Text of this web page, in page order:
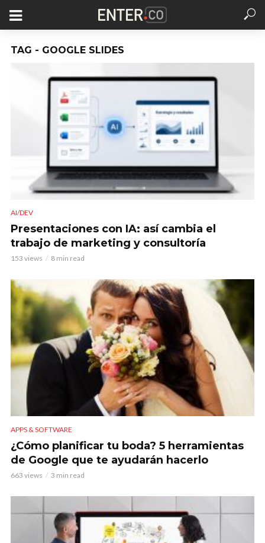
TAG - GOOGLE SLIDES
AI/DEV
Presentaciones con IA: así cambia el
trabajo de marketing y consultoría
153 views 8 min read
APPS & SOFTWARE
¿Cómo planificar tu boda? 5 herramientas
de Google que te ayudarán hacerlo
663 views 3 min read